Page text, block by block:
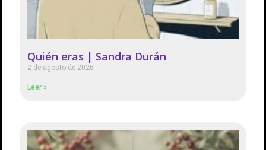
Quién eras | Sandra Durán
2 de agosto de 2026
Leer »